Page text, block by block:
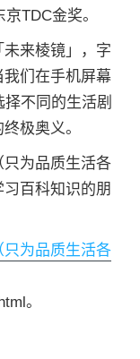
TDC金奖。
来棱镜」，字
们在手机屏幕
不同的生活剧
极奥义。
为品质生活各
百科知识的朋
只为品质生活各
。